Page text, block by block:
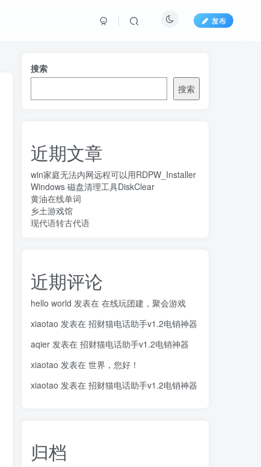
发布
搜索
搜索
近期文章
win家庭无法内网远程可以用RDPW_Installer
Windows 磁盘清理工具DiskClear
黄油在线单词
乡土游戏馆
现代语转古代语
近期评论
hello world 发表在 在线玩团建，聚会游戏
xiaotao 发表在 招财猫电话助手v1.2电销神器
aqier 发表在 招财猫电话助手v1.2电销神器
xiaotao 发表在 世界，您好！
xiaotao 发表在 招财猫电话助手v1.2电销神器
归档